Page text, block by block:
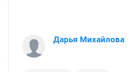
Дарья Михайлова